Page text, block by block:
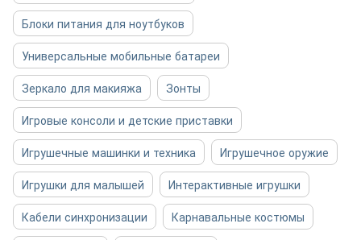
Блоки питания для ноутбуков
Универсальные мобильные батареи
Зеркало для макияжа
Зонты
Игровые консоли и детские приставки
Игрушечные машинки и техника
Игрушечное оружие
Игрушки для малышей
Интерактивные игрушки
Кабели синхронизации
Карнавальные костюмы